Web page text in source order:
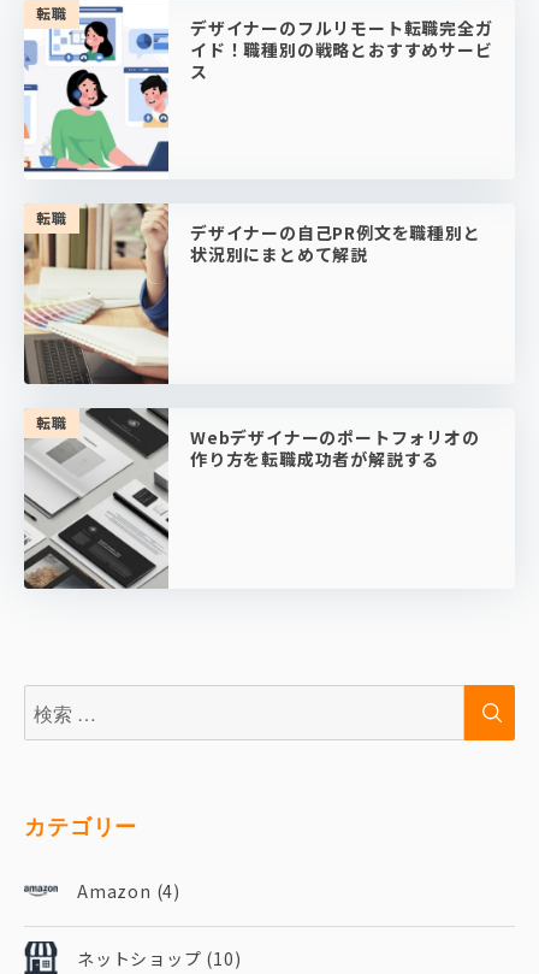
転職
デザイナーのフルリモート転職完全ガ
イド！職種別の戦略とおすすめサービ
ス
転職
デザイナーの自己PR例文を職種別と
状況別にまとめて解説
転職
Webデザイナーのポートフォリオの
作り方を転職成功者が解説する
検
索:
検
カテゴリー
Amazon (4)
ネットショップ (10)